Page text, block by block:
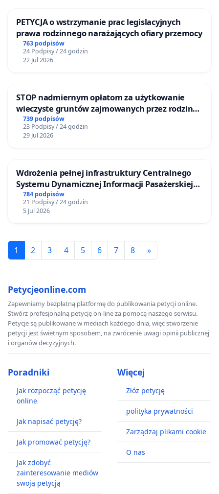
PETYCJA o wstrzymanie prac legislacyjnych
prawa rodzinnego narażających ofiary przemocy
763 podpisów
24 Podpisy / 24 godzin
22 Jul 2026
STOP nadmiernym opłatom za użytkowanie
wieczyste gruntów zajmowanych przez rodzinne
ogrody działkowe.
739 podpisów
23 Podpisy / 24 godzin
29 Jul 2026
Wdrożenia pełnej infrastruktury Centralnego
Systemu Dynamicznej Informacji Pasażerskiej
(CSDiP) na stacji kolejowej w Łomży
784 podpisów
21 Podpisy / 24 godzin
5 Jul 2026
1 2 3 4 5 6 7 8 »
Petycjeonline.com
Zapewniamy bezpłatną platformę do publikowania petycji online.
Stwórz profesjonalną petycję on-line za pomocą naszego serwisu.
Petycje są publikowane w mediach każdego dnia, więc stworzenie
petycji jest świetnym sposobem, na zwrócenie uwagi opinii publicznej
i organów decyzyjnych.
Poradniki
Jak rozpocząć petycję
online
Jak napisać petycję?
Jak promować petycję?
Jak zdobyć
zainteresowanie mediów
swoją petycją
Więcej
Złóż petycję
polityka prywatności
Zarządzaj plikami cookie
O nas